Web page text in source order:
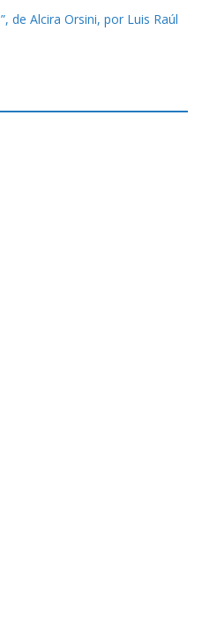
de Alcira Orsini, por Luis Raúl